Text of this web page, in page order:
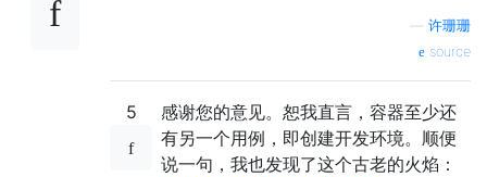
许珊珊
source
5
感谢您的意见。恕我直言，容器至少还
有另一个用例，即创建开发环境。顺便
说一句，我也发现了这个古老的火焰：